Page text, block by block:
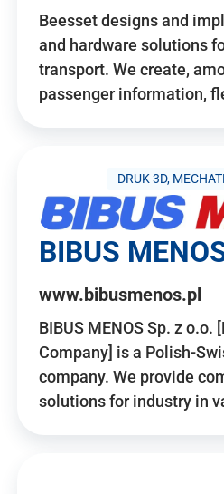
Beesset designs and
and hardware solutions
transport. We create,
passenger information,
DRUK 3D,
BIBUS
www.bibusmenos.pl
BIBUS MENOS Sp. z
Company] is a Polish-
company. We provide
solutions for industry in